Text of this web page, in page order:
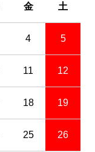
金 土
4 5
11 12
18 19
25 26